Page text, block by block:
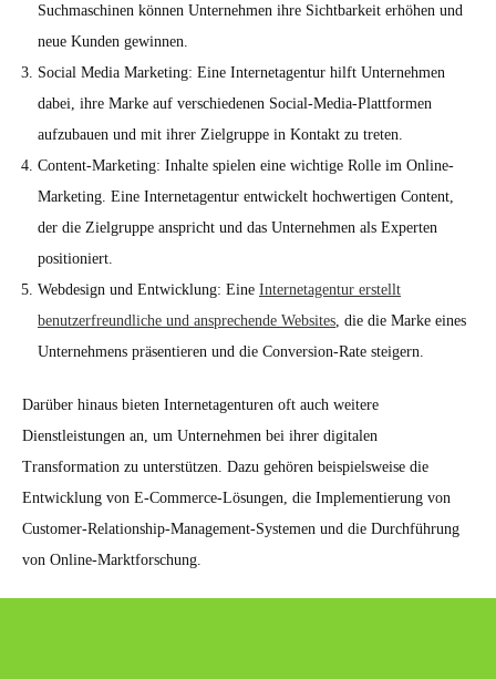
Suchmaschinen können Unternehmen ihre Sichtbarkeit erhöhen und
neue Kunden gewinnen.
Social Media Marketing: Eine Internetagentur hilft Unternehmen
dabei, ihre Marke auf verschiedenen Social-Media-Plattformen
aufzubauen und mit ihrer Zielgruppe in Kontakt zu treten.
Content-Marketing: Inhalte spielen eine wichtige Rolle im Online-
Marketing. Eine Internetagentur entwickelt hochwertigen Content,
der die Zielgruppe anspricht und das Unternehmen als Experten
positioniert.
Webdesign und Entwicklung: Eine Internetagentur erstellt
benutzerfreundliche und ansprechende Websites, die die Marke eines
Unternehmens präsentieren und die Conversion-Rate steigern.
Darüber hinaus bieten Internetagenturen oft auch weitere
Dienstleistungen an, um Unternehmen bei ihrer digitalen
Transformation zu unterstützen. Dazu gehören beispielsweise die
Entwicklung von E-Commerce-Lösungen, die Implementierung von
Customer-Relationship-Management-Systemen und die Durchführung
von Online-Marktforschung.